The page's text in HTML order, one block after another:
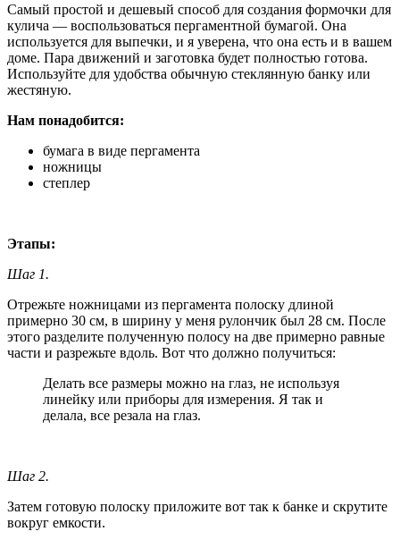
Самый простой и дешевый способ для создания формочки для
кулича — воспользоваться пергаментной бумагой. Она
используется для выпечки, и я уверена, что она есть и в вашем
доме. Пара движений и заготовка будет полностью готова.
Используйте для удобства обычную стеклянную банку или
жестяную.
Нам понадобится:
бумага в виде пергамента
ножницы
степлер
Этапы:
Шаг 1.
Отрежьте ножницами из пергамента полоску длиной
примерно 30 см, в ширину у меня рулончик был 28 см. После
этого разделите полученную полосу на две примерно равные
части и разрежьте вдоль. Вот что должно получиться:
Делать все размеры можно на глаз, не используя
линейку или приборы для измерения. Я так и
делала, все резала на глаз.
Шаг 2.
Затем готовую полоску приложите вот так к банке и скрутите
вокруг емкости.